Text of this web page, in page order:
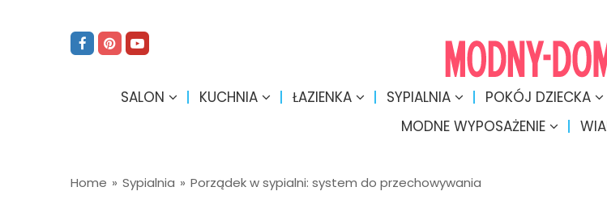
SALON KUCHNIA ŁAZIENKA SYPIALNIA POKÓJ DZIECKA
MODNE WYPOSAŻENIE
Home » Sypialnia » Porządek w sypialni: system do przechowywania